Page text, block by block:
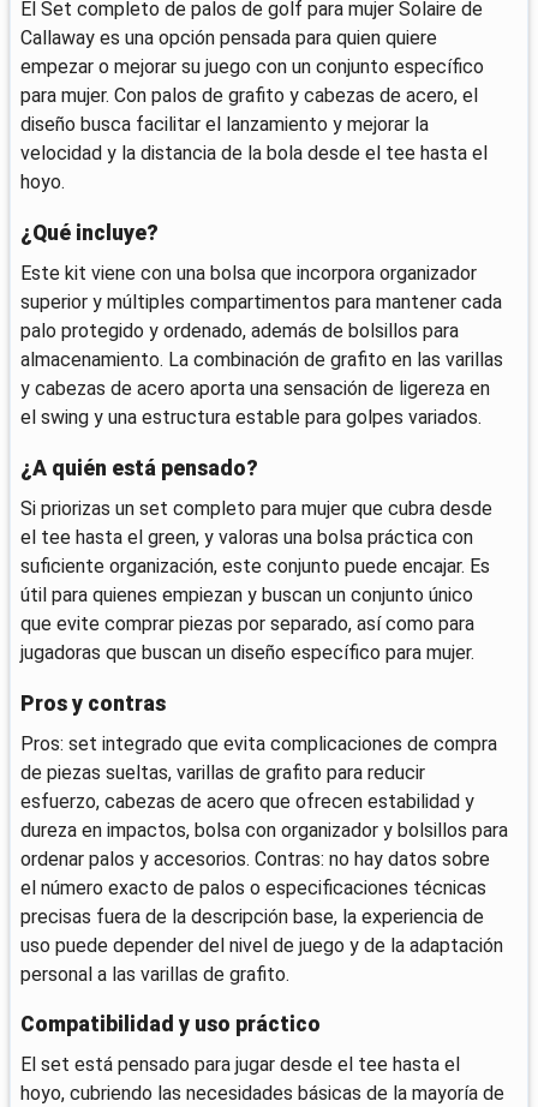
El Set completo de palos de golf para mujer Solaire de
Callaway es una opción pensada para quien quiere
empezar o mejorar su juego con un conjunto específico
para mujer. Con palos de grafito y cabezas de acero, el
diseño busca facilitar el lanzamiento y mejorar la
velocidad y la distancia de la bola desde el tee hasta el
hoyo.
¿Qué incluye?
Este kit viene con una bolsa que incorpora organizador
superior y múltiples compartimentos para mantener cada
palo protegido y ordenado, además de bolsillos para
almacenamiento. La combinación de grafito en las varillas
y cabezas de acero aporta una sensación de ligereza en
el swing y una estructura estable para golpes variados.
¿A quién está pensado?
Si priorizas un set completo para mujer que cubra desde
el tee hasta el green, y valoras una bolsa práctica con
suficiente organización, este conjunto puede encajar. Es
útil para quienes empiezan y buscan un conjunto único
que evite comprar piezas por separado, así como para
jugadoras que buscan un diseño específico para mujer.
Pros y contras
Pros: set integrado que evita complicaciones de compra
de piezas sueltas, varillas de grafito para reducir
esfuerzo, cabezas de acero que ofrecen estabilidad y
dureza en impactos, bolsa con organizador y bolsillos para
ordenar palos y accesorios. Contras: no hay datos sobre
el número exacto de palos o especificaciones técnicas
precisas fuera de la descripción base, la experiencia de
uso puede depender del nivel de juego y de la adaptación
personal a las varillas de grafito.
Compatibilidad y uso práctico
El set está pensado para jugar desde el tee hasta el
hoyo, cubriendo las necesidades básicas de la mayoría de